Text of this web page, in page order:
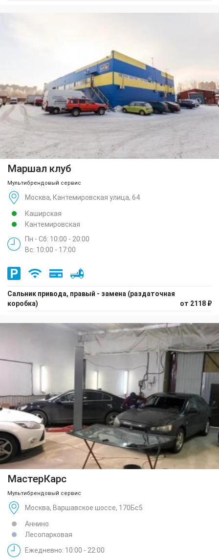
Маршал клуб
Мультибрендовый сервис
Москва, Кантемировская улица, 64
Каширская
Кантемировская
Пн - Сб: 10:00 - 20:00
Вс: 10:00 - 17:00
Сальник привода, правый - замена (раздаточная
коробка)
от 2118 ₽
МастерКарс
Мультибрендовый сервис
Москва, Варшавское шоссе, 170Бс5
Аннино
Лесопарковая
Ежедневно: 10:00 - 22:00